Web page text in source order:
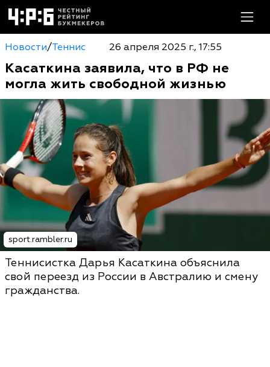
Новости/Теннис 26 апреля 2025 г., 17:55
Касаткина заявила, что в РФ не
могла жить свободной жизнью
sport.rambler.ru
Теннисистка Дарья Касаткина объяснила
свой переезд из России в Австралию и смену
гражданства.